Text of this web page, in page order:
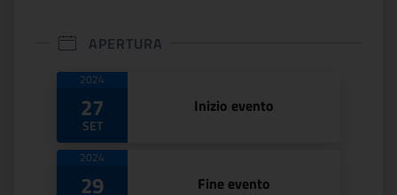
APERTURA
Date di apertura
2024
27
SET
Inizio evento
2024
29 Fine evento